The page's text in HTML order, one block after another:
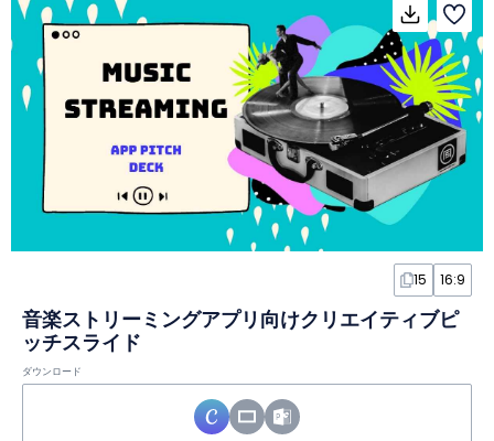
15 16:9
音楽ストリーミングアプリ向けクリエイティブピ
ッチスライド
ダウンロード